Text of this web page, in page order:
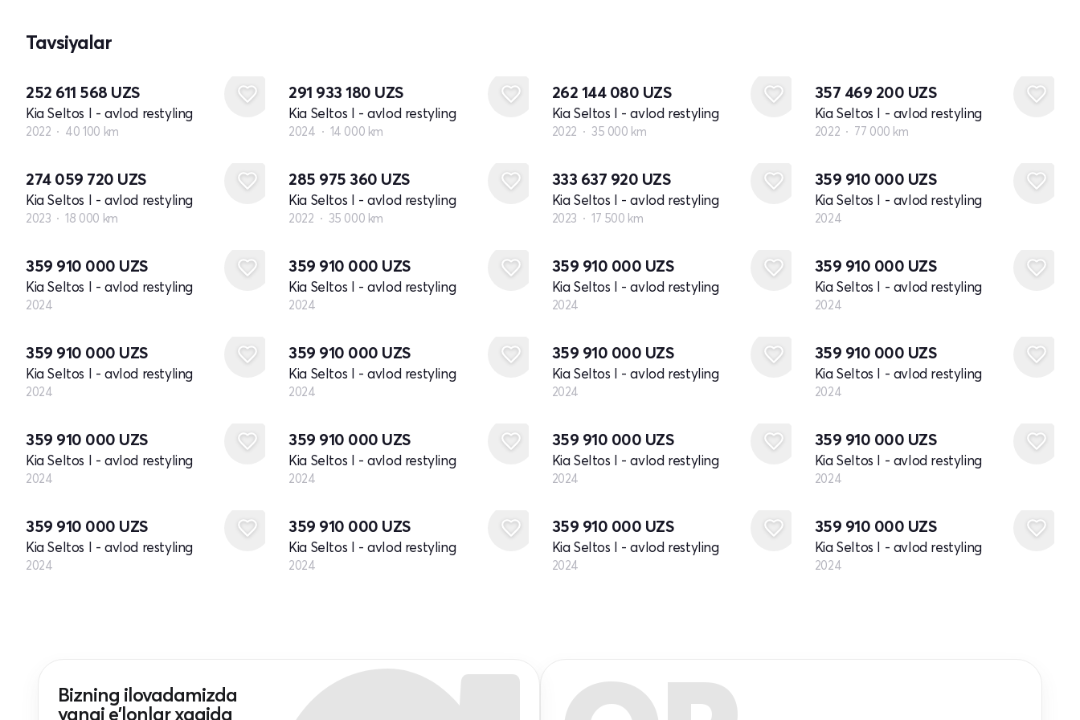
Tavsiyalar
252 611 568 UZS
Kia Seltos I - avlod restyling
2022 40 100 km
291 933 180 UZS
Kia Seltos I - avlod restyling
2024 14 000 km
262 144 080 UZS
Kia Seltos I - avlod restyling
2022 35 000 km
357 469 200 UZS
Kia Seltos I - avlod restyling
2022 77 000 km
274 059 720 UZS
Kia Seltos I - avlod restyling
2023 18 000 km
285 975 360 UZS
Kia Seltos I - avlod restyling
2022 35 000 km
333 637 920 UZS
Kia Seltos I - avlod restyling
2023 17 500 km
359 910 000 UZS
Kia Seltos I - avlod restyling
2024
359 910 000 UZS
Kia Seltos I - avlod restyling
2024
359 910 000 UZS
Kia Seltos I - avlod restyling
2024
359 910 000 UZS
Kia Seltos I - avlod restyling
2024
359 910 000 UZS
Kia Seltos I - avlod restyling
2024
359 910 000 UZS
Kia Seltos I - avlod restyling
2024
359 910 000 UZS
Kia Seltos I - avlod restyling
2024
359 910 000 UZS
Kia Seltos I - avlod restyling
2024
359 910 000 UZS
Kia Seltos I - avlod restyling
2024
359 910 000 UZS
Kia Seltos I - avlod restyling
2024
359 910 000 UZS
Kia Seltos I - avlod restyling
2024
359 910 000 UZS
Kia Seltos I - avlod restyling
2024
359 910 000 UZS
Kia Seltos I - avlod restyling
2024
359 910 000 UZS
Kia Seltos I - avlod restyling
2024
359 910 000 UZS
Kia Seltos I - avlod restyling
2024
359 910 000 UZS
Kia Seltos I - avlod restyling
2024
359 910 000 UZS
Kia Seltos I - avlod restyling
2024
Bizning ilovadamizda
yangi e'lonlar xaqida